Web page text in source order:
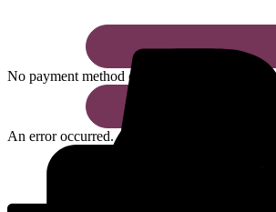
No payment method connected. Contact seller.
An error occurred.